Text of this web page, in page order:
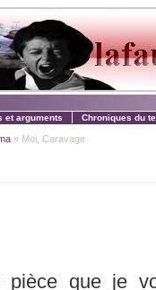
et arguments Chroniques du
» Moi, Caravage
pièce que je